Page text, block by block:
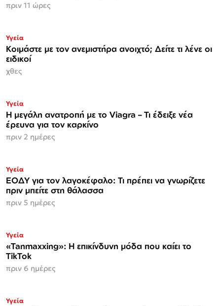
πριν 11 ώρες
Υγεία
Κοιμάστε με τον ανεμιστήρα ανοιχτό; Δείτε τι λένε οι
ειδικοί
χθες
Υγεία
Η μεγάλη ανατροπή με το Viagra – Τι έδειξε νέα
έρευνα για τον καρκίνο
πριν 2 ημέρες
Υγεία
ΕΟΔΥ για τον λαγοκέφαλο: Τι πρέπει να γνωρίζετε
πριν μπείτε στη θάλασσα
πριν 5 ημέρες
Υγεία
«Tanmaxxing»: Η επικίνδυνη μόδα που καίει το
TikTok
πριν 6 ημέρες
Υγεία